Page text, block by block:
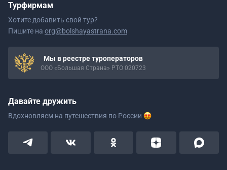
Турфирмам
Хотите добавить свой тур?
Пишите на org@bolshayastrana.com
Мы в реестре туроператоров
ООО «Большая Страна» РТО 020723
Давайте дружить
Вдохновляем на путешествия по России